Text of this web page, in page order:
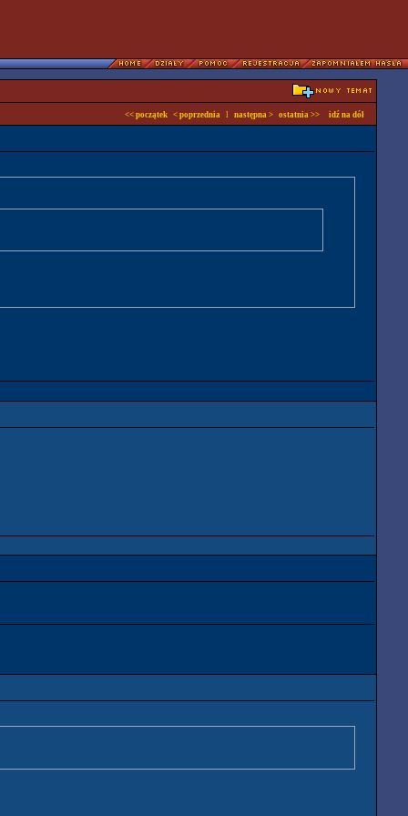
<< początek < poprzednia l następna > ostatnia >> idź na dół